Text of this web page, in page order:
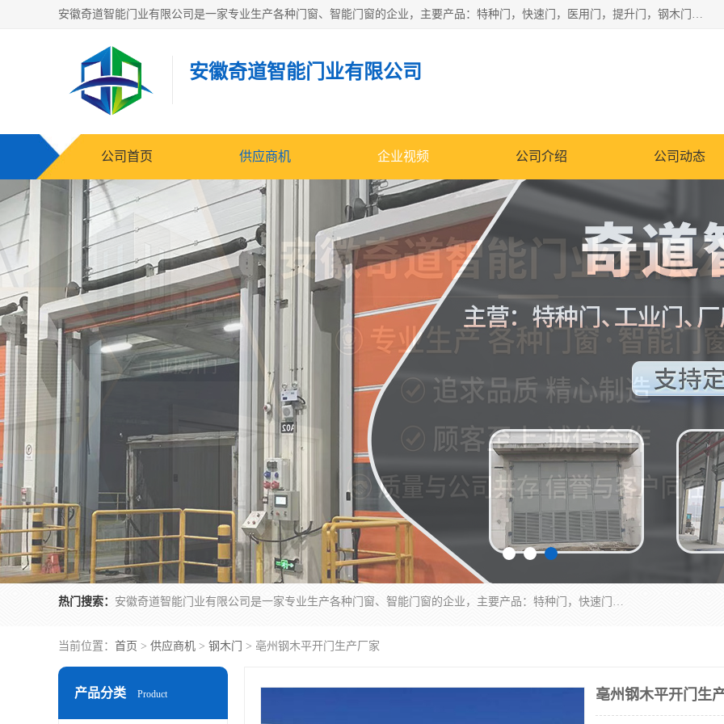
安徽奇道智能门业有限公司是一家专业生产各种门窗、智能门窗的企业，主要产品：特种门，快速门，医用门，提升门，钢木门，智能道闸，钢大门，平移门，卷帘门，保温门，钢制自由门，防火门等，欢迎前来咨询采购。
安徽奇道智能门业有限公司
公司首页 供应商机 企业视频 公司介绍 公司动态
热门搜索： 安徽奇道智能门业有限公司是一家专业生产各种门窗、智能门窗的企业，主要产品：特种门，快速门，医用门，提升门，钢木门，智能道闸，钢大门，平移门，卷帘门，保温门，钢制自由门，防火门等，欢迎前来咨询采购。
当前位置： 首页 > 供应商机 > 钢木门 > 亳州钢木平开门生产厂家
产品分类 Product 亳州钢木平开门生